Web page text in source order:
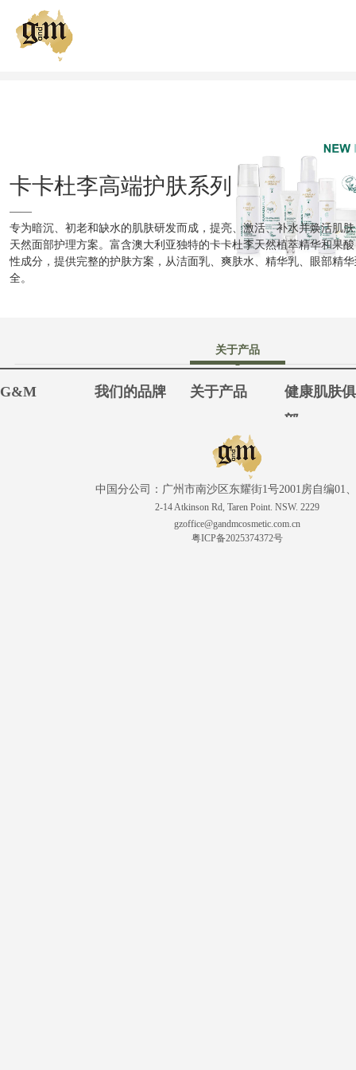
我们的肌肤策略
健康肌肤俱乐部
全球购买
卡卡杜李高端护肤系列
——
专为暗沉、初老和缺水的肌肤研发而成，提亮、激活、补水并焕活肌
天然面部护理方案。富含澳大利亚独特的卡卡杜李天然植萃精华和果
性成分，提供完整的护肤方案，从洁面乳、爽肤水、精华乳、眼部精
全。
关于产品
G&M 我们的品牌 关于产品
健康肌肤
部
中国分公司：广州市南沙区东耀街1号2001房自编01
2-14 Atkinson Rd, Taren Point. NSW. 2229
gzoffice@gandmcosmetic.com.cn
粤ICP备2025374372号